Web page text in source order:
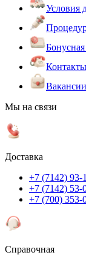
Условия
Контакты
Вакансии
Мы на связи
Доставка
+7 (7142) 93-
+7 (7142) 53-
+7 (700) 353-
Справочная